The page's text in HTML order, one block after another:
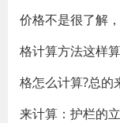
价格不是很了解
格计算方法这样
格怎么计算?总的
来计算：护栏的